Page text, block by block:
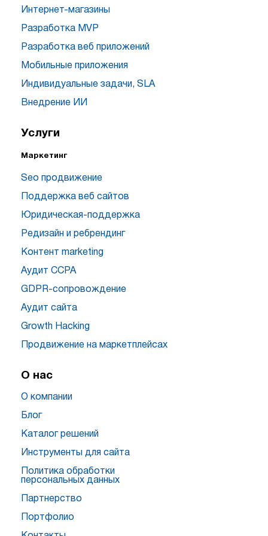
Интернет-магазины
Разработка MVP
Разработка веб приложений
Мобильные приложения
Индивидуальные задачи, SLA
Внедрение ИИ
Услуги
Маркетинг
Seo продвижение
Поддержка веб сайтов
Юридическая-поддержка
Редизайн и ребрендинг
Контент marketing
Аудит CCPA
GDPR-сопровождение
Аудит сайта
Growth Hacking
Продвижение на маркетплейсах
О нас
О компании
Блог
Каталог решений
Инструменты для сайта
Политика обработки
персональных данных
Партнерство
Портфолио